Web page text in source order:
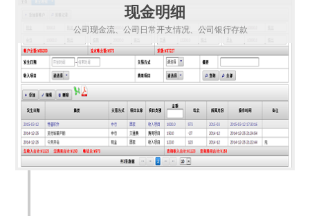
现金明细
公司现金流、公司日常开支情况、公司银行存款